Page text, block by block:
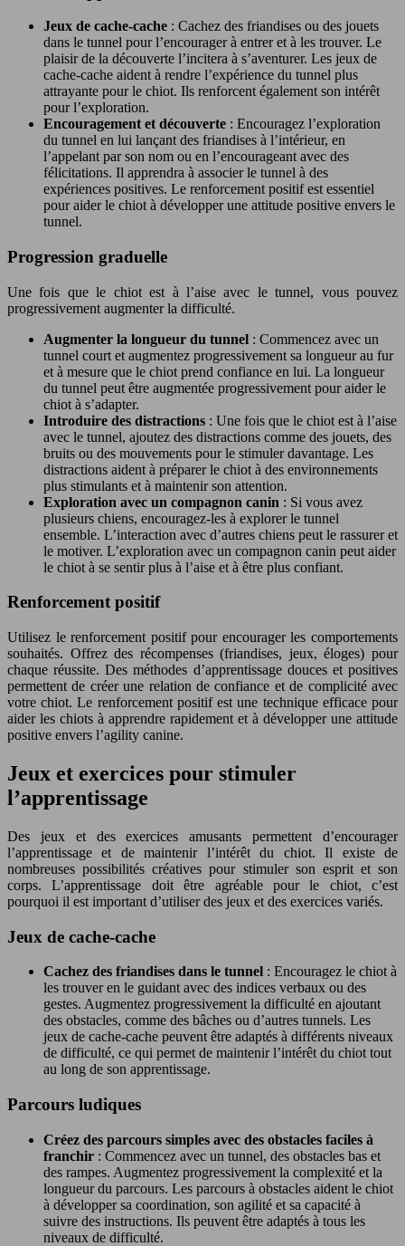
Jeux de cache-cache : Cachez des friandises ou des jouets
dans le tunnel pour l’encourager à entrer et à les trouver. Le
plaisir de la découverte l’incitera à s’aventurer. Les jeux de
cache-cache aident à rendre l’expérience du tunnel plus
attrayante pour le chiot. Ils renforcent également son intérêt
pour l’exploration.
Encouragement et découverte : Encouragez l’exploration
du tunnel en lui lançant des friandises à l’intérieur, en
l’appelant par son nom ou en l’encourageant avec des
félicitations. Il apprendra à associer le tunnel à des
expériences positives. Le renforcement positif est essentiel
pour aider le chiot à développer une attitude positive envers le
tunnel.
Progression graduelle
Une fois que le chiot est à l’aise avec le tunnel, vous pouvez
progressivement augmenter la difficulté.
Augmenter la longueur du tunnel : Commencez avec un
tunnel court et augmentez progressivement sa longueur au fur
et à mesure que le chiot prend confiance en lui. La longueur
du tunnel peut être augmentée progressivement pour aider le
chiot à s’adapter.
Introduire des distractions : Une fois que le chiot est à l’aise
avec le tunnel, ajoutez des distractions comme des jouets, des
bruits ou des mouvements pour le stimuler davantage. Les
distractions aident à préparer le chiot à des environnements
plus stimulants et à maintenir son attention.
Exploration avec un compagnon canin : Si vous avez
plusieurs chiens, encouragez-les à explorer le tunnel
ensemble. L’interaction avec d’autres chiens peut le rassurer et
le motiver. L’exploration avec un compagnon canin peut aider
le chiot à se sentir plus à l’aise et à être plus confiant.
Renforcement positif
Utilisez le renforcement positif pour encourager les comportements
souhaités. Offrez des récompenses (friandises, jeux, éloges) pour
chaque réussite. Des méthodes d’apprentissage douces et positives
permettent de créer une relation de confiance et de complicité avec
votre chiot. Le renforcement positif est une technique efficace pour
aider les chiots à apprendre rapidement et à développer une attitude
positive envers l’agility canine.
Jeux et exercices pour stimuler
l’apprentissage
Des jeux et des exercices amusants permettent d’encourager
l’apprentissage et de maintenir l’intérêt du chiot. Il existe de
nombreuses possibilités créatives pour stimuler son esprit et son
corps. L’apprentissage doit être agréable pour le chiot, c’est
pourquoi il est important d’utiliser des jeux et des exercices variés.
Jeux de cache-cache
Cachez des friandises dans le tunnel : Encouragez le chiot à
les trouver en le guidant avec des indices verbaux ou des
gestes. Augmentez progressivement la difficulté en ajoutant
des obstacles, comme des bâches ou d’autres tunnels. Les
jeux de cache-cache peuvent être adaptés à différents niveaux
de difficulté, ce qui permet de maintenir l’intérêt du chiot tout
au long de son apprentissage.
Parcours ludiques
Créez des parcours simples avec des obstacles faciles à
franchir : Commencez avec un tunnel, des obstacles bas et
des rampes. Augmentez progressivement la complexité et la
longueur du parcours. Les parcours à obstacles aident le chiot
à développer sa coordination, son agilité et sa capacité à
suivre des instructions. Ils peuvent être adaptés à tous les
niveaux de difficulté.